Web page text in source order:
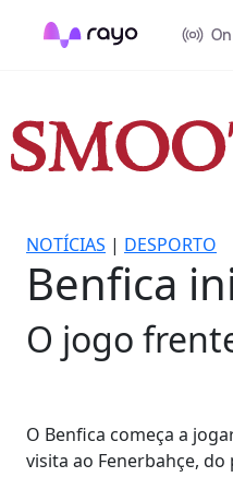
NOTÍCIAS | DESPORTO
Benfica
O jogo
O Benfica começa a
visita ao Fenerbahçe,